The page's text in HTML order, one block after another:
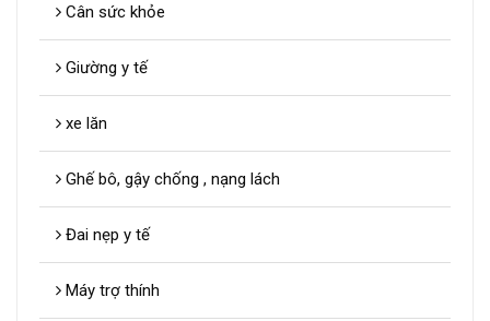
Cân sức khỏe
Giường y tế
xe lăn
Ghế bô, gậy chống , nạng lách
Đai nẹp y tế
Máy trợ thính